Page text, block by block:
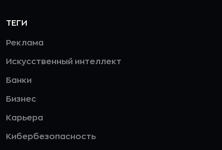
ТЕГИ
Реклама
Искусственный интеллект
Банки
Бизнес
Карьера
Кибербезопасность